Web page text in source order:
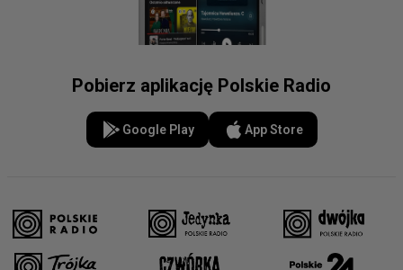
Pobierz aplikację Polskie Radio
Google Play App Store